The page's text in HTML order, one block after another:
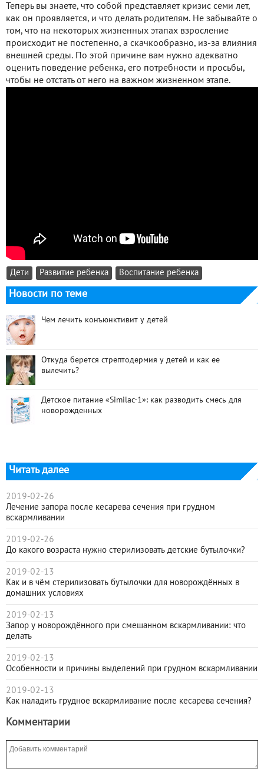
Теперь вы знаете, что собой представляет кризис семи лет,
как он проявляется, и что делать родителям. Не забывайте о
том, что на некоторых жизненных этапах взросление
происходит не постепенно, а скачкообразно, из-за влияния
внешней среды. По этой причине вам нужно адекватно
оценить поведение ребенка, его потребности и просьбы,
чтобы не отстать от него на важном жизненном этапе.
Дети Развитие ребенка Воспитание ребенка
Новости по теме
Чем лечить конъюнктивит у детей
Откуда берется стрептодермия у детей и как ее
вылечить?
Детское питание «Similac-1»: как разводить смесь для
новорожденных
Читать далее
2019-02-26
Лечение запора после кесарева сечения при грудном
вскармливании
2019-02-26
До какого возраста нужно стерилизовать детские бутылочки?
2019-02-13
Как и в чём стерилизовать бутылочки для новорождённых в
домашних условиях
2019-02-13
Запор у новорождённого при смешанном вскармливании: что
делать
2019-02-13
Особенности и причины выделений при грудном вскармливании
2019-02-13
Как наладить грудное вскармливание после кесарева сечения?
Комментарии